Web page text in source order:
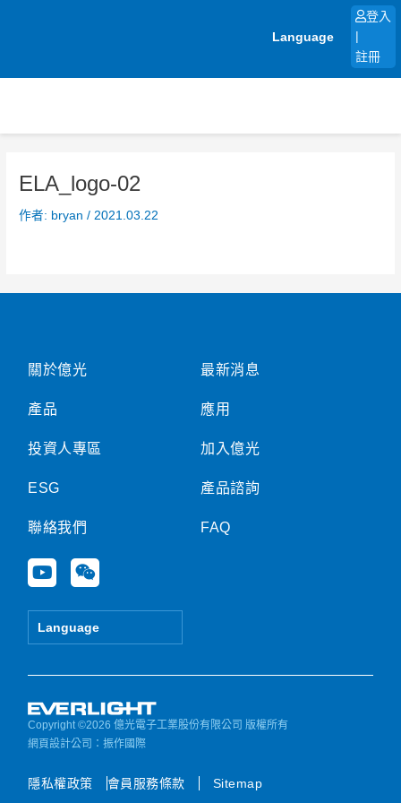
Language
登入
註冊
ELA_logo-02
作者: bryan/ 2021.03.22
關於億光
產品
投資人專區
ESG
聯絡我們
Y
o
u
e
W
e
i
Language
最新消息
應用
加入億光
產品諮詢
FAQ
Copyright ©2026 億光電子工業股份有限公司 版權所有
網頁設計公司 ：振作國際
隱私權政策 會員服務條款 Sitemap